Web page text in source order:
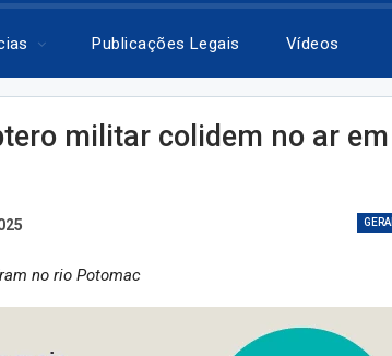
Publicações Legais Vídeos
militar colidem no ar em
GERAL
no rio Potomac